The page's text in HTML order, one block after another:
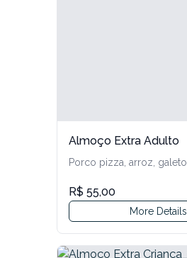
Sport - Masculino
Parado/Esgotado
Parado/Esgotado
Almoço Extra Adulto
R$ 55,00
More Details